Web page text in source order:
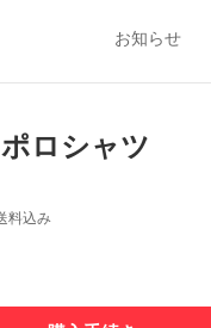
お知らせ
ロシャツ
料込み